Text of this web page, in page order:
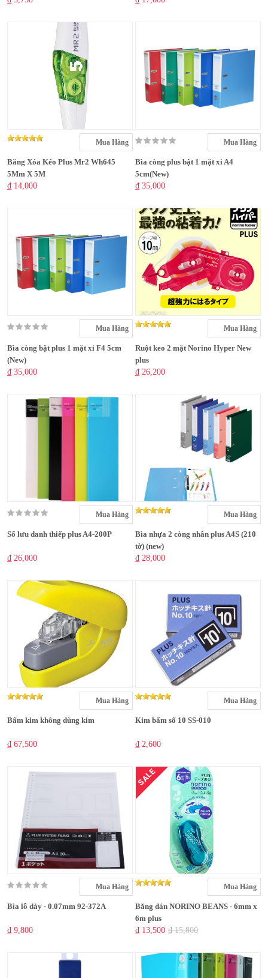
Mua Hàng
Băng Xóa Kéo Plus Mr2 Wh645
5Mm X 5M
₫ 14,000
Mua Hàng
Bìa còng plus bật 1 mặt xi A4
5cm(New)
₫ 35,000
Mua Hàng
Bìa còng bật plus 1 mặt xi F4 5cm
(New)
₫ 35,000
Mua Hàng
Ruột keo 2 mặt Norino Hyper New
plus
₫ 26,200
Mua Hàng
Sổ lưu danh thiếp plus A4-200P
₫ 26,000
Mua Hàng
Bìa nhựa 2 còng nhẫn plus A4S (210
tờ) (new)
₫ 28,000
Mua Hàng
Bấm kim không dùng kim
₫ 67,500
Mua Hàng
Kim bấm số 10 SS-010
₫ 2,600
Mua Hàng
Bìa lỗ dày - 0.07mm 92-372A
₫ 9,800
SALE
Mua Hàng
Băng dán NORINO BEANS - 6mm x
6m plus
₫ 13,500 ₫ 15,800